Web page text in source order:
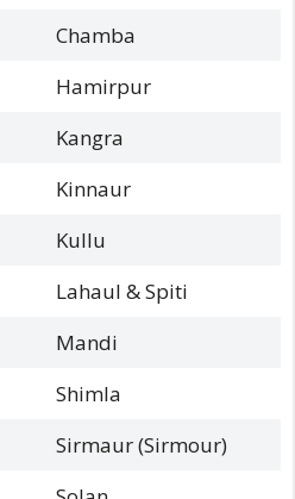
Chamba
Hamirpur
Kangra
Kinnaur
Kullu
Lahaul & Spiti
Mandi
Shimla
Sirmaur (Sirmour)